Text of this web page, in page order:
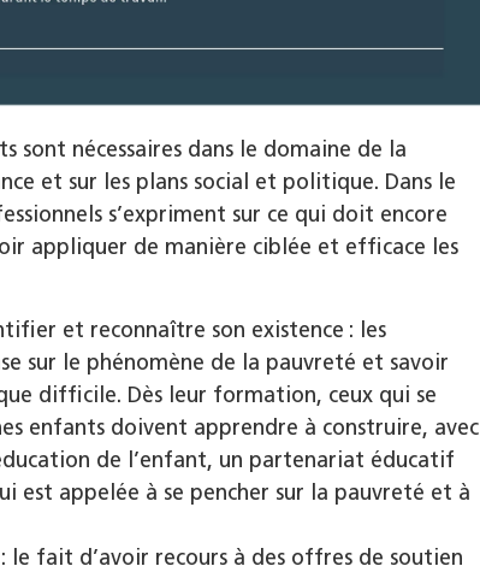
sont nécessaires dans le domaine de la
et sur les plans social et politique. Dans le
s’expriment sur ce qui doit encore
appliquer de manière ciblée et efficace les
et reconnaître son existence : les
sur le phénomène de la pauvreté et savoir
difficile. Dès leur formation, ceux qui se
enfants doivent apprendre à construire, avec
de l’enfant, un partenariat éducatif
est appelée à se pencher sur la pauv­reté et à
le fait d’avoir recours à des offres de soutien